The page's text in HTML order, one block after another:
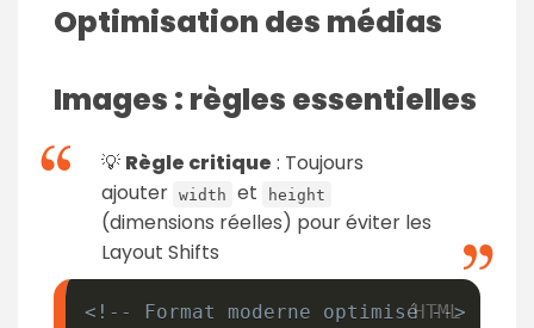
Optimisation des médias
Images : règles essentielles
💡 Règle critique : Toujours
ajouter width et height
(dimensions réelles) pour éviter les
Layout Shifts
<!-- Format moderne optimisé -->